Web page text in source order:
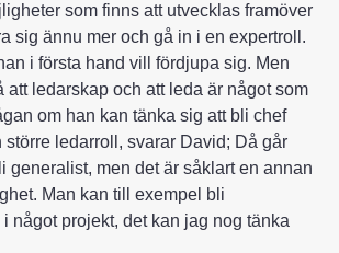
som finns att utvecklas framöver
sig ännu mer och gå in i en expertroll.
i första hand vill fördjupa sig. Men
att ledarskap och att leda är något som
om han kan tänka sig att bli chef
större ledarroll, svarar David; Då går
generalist, men det är såklart en annan
Man kan till exempel bli
något projekt, det kan jag nog tänka